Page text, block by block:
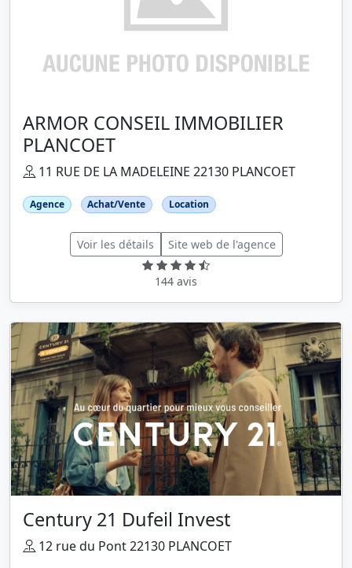
ARMOR CONSEIL IMMOBILIER
PLANCOET
11 RUE DE LA MADELEINE 22130 PLANCOET
Agence Achat/Vente Location
Voir les détails Site web de l'agence
144 avis
Century 21 Dufeil Invest
12 rue du Pont 22130 PLANCOET